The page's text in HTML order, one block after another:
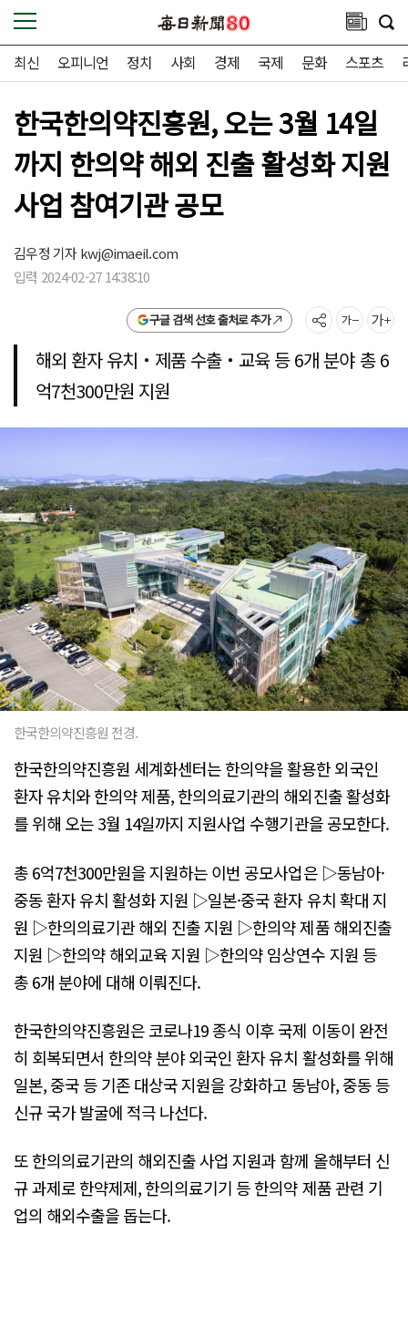
최신 오피니언 정치 사회 경제 국제 문화 스포츠
한국한의약진흥원, 오는 3월 14일
까지 한의약 해외 진출 활성화 지원
사업 참여기관 공모
김우정 기자kwj@imaeil.com
입력 2024-02-27 14:38:10
구글 검색 선호 출처로 추가
해외 환자 유치‧제품 수출‧교육 등 6개 분야 총 6
억7천300만원 지원
한국한의약진흥원 전경.
한국한의약진흥원 세계화센터는 한의약을 활용한 외국인
환자 유치와 한의약 제품, 한의의료기관의 해외진출 활성화
를 위해 오는 3월 14일까지 지원사업 수행기관을 공모한다.
총 6억7천300만원을 지원하는 이번 공모사업은 ▷동남아·
중동 환자 유치 활성화 지원 ▷일본·중국 환자 유치 확대 지
원 ▷한의의료기관 해외 진출 지원 ▷한의약 제품 해외진출
지원 ▷한의약 해외교육 지원 ▷한의약 임상연수 지원 등
총 6개 분야에 대해 이뤄진다.
한국한의약진흥원은 코로나19 종식 이후 국제 이동이 완전
히 회복되면서 한의약 분야 외국인 환자 유치 활성화를 위해
일본, 중국 등 기존 대상국 지원을 강화하고 동남아, 중동 등
신규 국가 발굴에 적극 나선다.
또 한의의료기관의 해외진출 사업 지원과 함께 올해부터 신
규 과제로 한약제제, 한의의료기기 등 한의약 제품 관련 기
업의 해외수출을 돕는다.